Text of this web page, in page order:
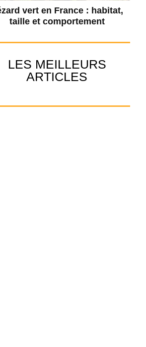
vert en France : habitat,
taille et comportement
LES MEILLEURS
ARTICLES